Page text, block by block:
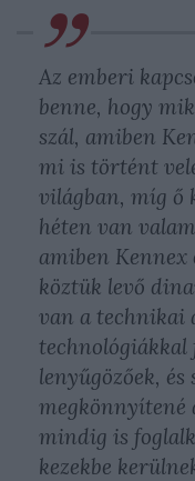
Az emberi
benne, hogy
szál, amiben
mi is történt
világban, míg ő
héten van
amiben Kennex
köztük levő
van a technikai
lenyűgözőek,
megkönnyítené
mindig is
kezekbe